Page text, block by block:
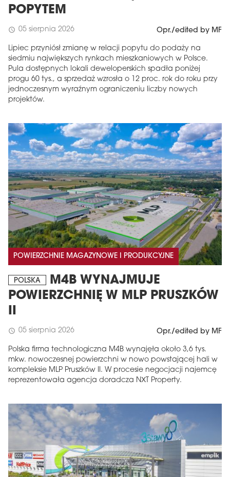
POPYTEM
schedule 05 sierpnia 2026 Opr./edited by MF
Lipiec przyniósł zmianę w relacji popytu do podaży na
siedmiu największych rynkach mieszkaniowych w Polsce.
Pula dostępnych lokali deweloperskich spadła poniżej
progu 60 tys., a sprzedaż wzrosła o 12 proc. rok do roku przy
jednoczesnym wyraźnym ograniczeniu liczby nowych
projektów.
POWIERZCHNIE MAGAZYNOWE I PRODUKCYJNE
POLSKA
M4B WYNAJMUJE
POWIERZCHNIĘ W MLP PRUSZKÓW
II
schedule 05 sierpnia 2026 Opr./edited by MF
Polska firma technologiczna M4B wynajęła około 3,6 tys.
mkw. nowoczesnej powierzchni w nowo powstającej hali w
kompleksie MLP Pruszków II. W procesie negocjacji najemcę
reprezentowała agencja doradcza NXT Property.